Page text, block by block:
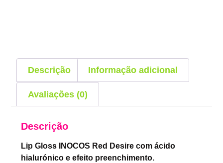
Descrição Informação adicional
Avaliações (0)
Descrição
Lip Gloss INOCOS Red Desire com ácido
hialurónico e efeito preenchimento.